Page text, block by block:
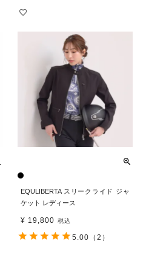
EQULIBERTA スリークライド ジャ
ケット レディース
¥ 19,800 税込
5.00 （2）